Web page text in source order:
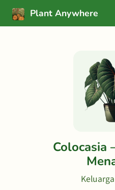
Plant Anywhere
Colocasia